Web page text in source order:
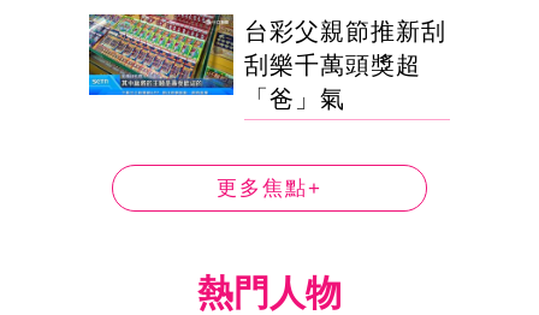
台彩父親節推新刮
刮樂千萬頭獎超
「爸」氣
更多焦點+
熱門人物